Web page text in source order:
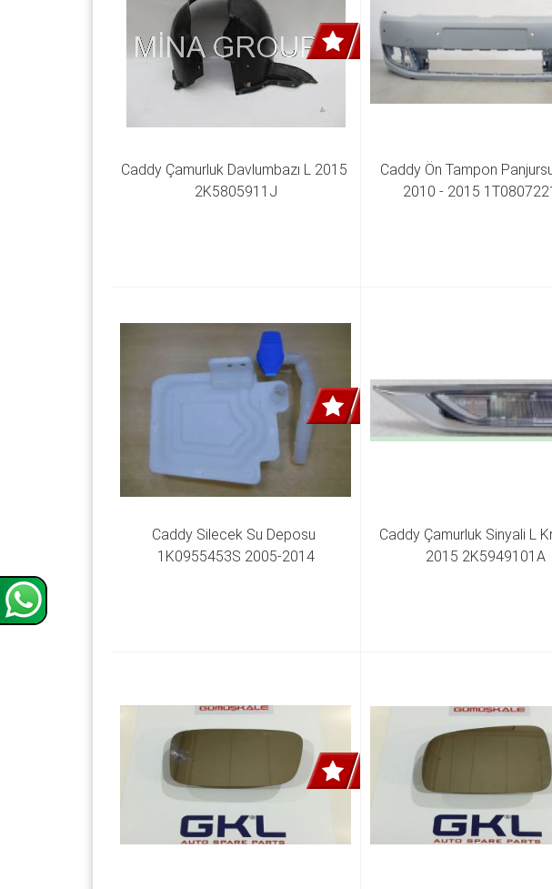
Caddy Çamurluk Davlumbazı L 2015
2K5805911J
Caddy Ön Tampon
2010 - 2015
Caddy Silecek Su Deposu
1K0955453S 2005-2014
Caddy Çamurluk Sinyali L
2015 2K5949101A